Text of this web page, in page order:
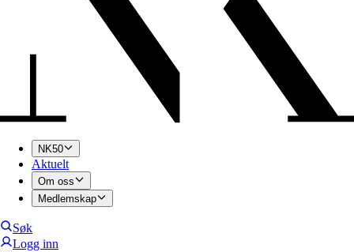
NK50
Aktuelt
Om oss
Medlemskap
Søk
Logg inn